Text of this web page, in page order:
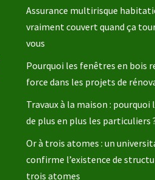
Assurance multirisque
vraiment couvert quand ça
vous
Pourquoi les fenêtres en bois
force dans les projets de
Travaux à la maison : pourquoi
de plus en plus les particuliers
Or à trois atomes : un
confirme l’existence de
trois atomes